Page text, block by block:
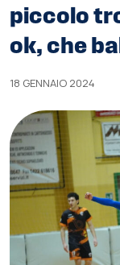
piccolo
ok, che
18 GENNAIO 2024